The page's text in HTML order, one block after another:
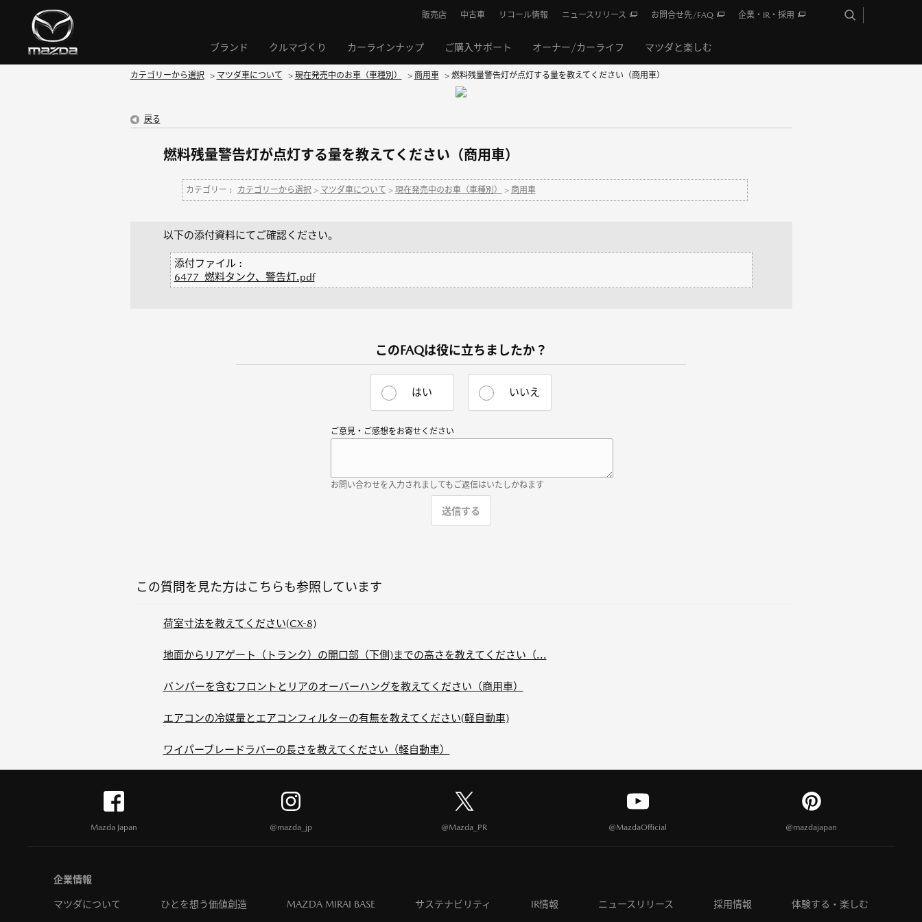
ブランド クルマづくり カーラインナップ ご購入サポート オーナー/カーライフ マツダと楽しむ
販売店 中古車 リコール情報 ニュースリリース お問合せ先/FAQ 企業・IR・採用
カテゴリーから選択 > マツダ車について > 現在発売中のお車（車種別） > 商用車 > 燃料残量警告灯が点灯する量を教えてください（商用車）
戻る
燃料残量警告灯が点灯する量を教えてください（商用車）
カテゴリー : カテゴリーから選択 > マツダ車について > 現在発売中のお車（車種別） > 商用車
以下の添付資料にてご確認ください。
添付ファイル :
6477_燃料タンク、警告灯.pdf
このFAQは役に立ちましたか？
はい いいえ
ご意見・ご感想をお寄せください
お問い合わせを入力されましてもご返信はいたしかねます
この質問を見た方はこちらも参照しています
荷室寸法を教えてください(CX-8)
地面からリアゲート（トランク）の開口部（下側)までの高さを教えてください（...
バンパーを含むフロントとリアのオーバーハングを教えてください（商用車）
エアコンの冷媒量とエアコンフィルターの有無を教えてください(軽自動車)
ワイパーブレードラバーの長さを教えてください（軽自動車）
Mazda Japan @mazda_jp @Mazda_PR @MazdaOfficial @mazdajapan
企業情報
マツダについて ひとを想う価値創造 MAZDA MIRAI BASE サステナビリティ IR情報 ニュースリリース 採用情報 体験する・楽しむ